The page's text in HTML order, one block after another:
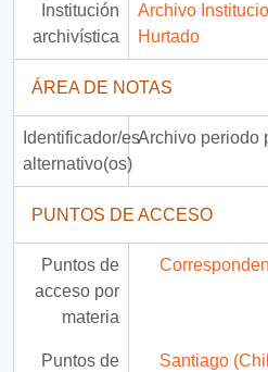
Institución
archivística
Archivo
Hurtado
ÁREA DE NOTAS
Identificador/es
alternativo(os)
Archivo periodo
PUNTOS DE ACCESO
Puntos de
acceso por
materia
Puntos de
Santiago